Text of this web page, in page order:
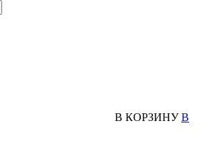
В КОРЗИНУ В